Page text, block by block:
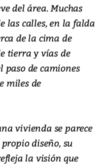
del área. Muchas
las calles, en la falda
de la cima de
tierra y vías de
paso de camiones
miles de
vivienda se parece
diseño, su
la visión que